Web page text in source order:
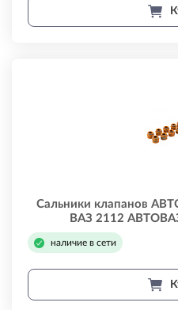
Сальники клапанов
ВАЗ 2112
наличие в сети